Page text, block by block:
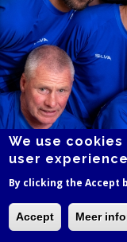
>> naar ons
We use
user experience
By clicking the Accept
Accept Meer